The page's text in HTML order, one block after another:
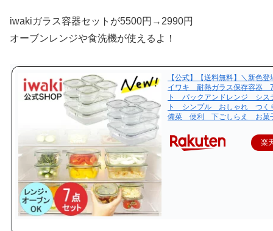
iwakiガラス容器セットが5500円→2990円
オーブンレンジや食洗機が使えるよ！
【公式】【送料無料】＼新色
イワキ 耐熱ガラス保存容器
ト パックアンドレンジ シス
ト シンプル おしゃれ つく
備菜 便利 下ごしらえ お菓
楽